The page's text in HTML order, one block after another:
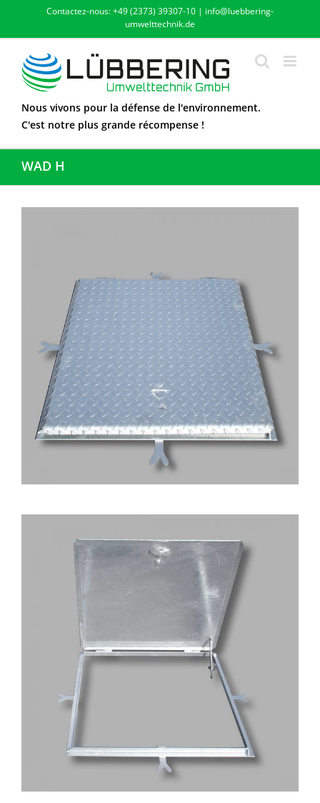
Contactez-nous: +49 (2373) 39307-10 | info@luebbering-
umwelttechnik.de
Nous vivons pour la défense de l'environnement.
C'est notre plus grande récompense !
WAD H